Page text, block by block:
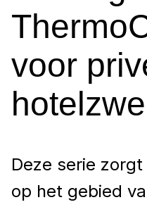
voor
Deze serie
op het gebied